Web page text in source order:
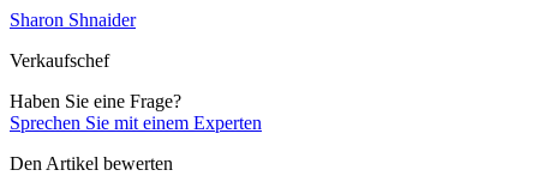
Sharon Shnaider
Verkaufschef
Haben Sie eine Frage?
Sprechen Sie mit einem Experten
Den Artikel bewerten